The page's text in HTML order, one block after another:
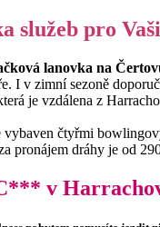
služeb pro
lanovka na
I v zimní sezoně
je vzdálena z
čtyřmi
pronájem dráhy je od
v